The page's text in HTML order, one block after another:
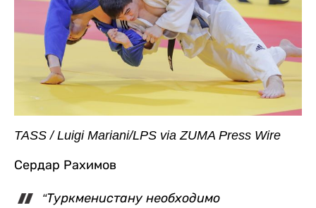
TASS / Luigi Mariani/LPS via ZUMA Press Wire
Сердар Рахимов
“Туркменистану необходимо